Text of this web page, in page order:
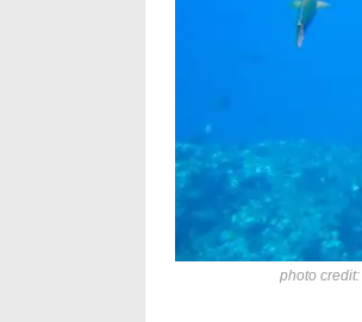
photo credit: